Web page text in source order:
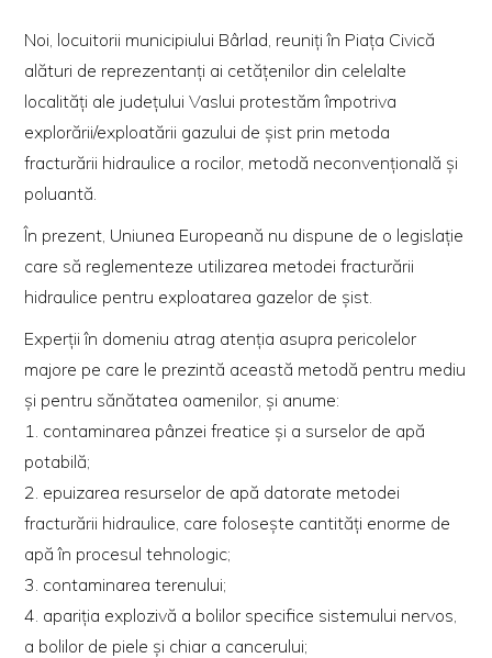
Noi, locuitorii municipiului Bârlad, reuniţi în Piaţa Civică
alături de reprezentanţi ai cetăţenilor din celelalte
localităţi ale judeţului Vaslui protestăm împotriva
explorării/exploatării gazului de şist prin metoda
fracturării hidraulice a rocilor, metodă neconvenţională şi
poluantă.
În prezent, Uniunea Europeană nu dispune de o legislaţie
care să reglementeze utilizarea metodei fracturării
hidraulice pentru exploatarea gazelor de şist.
Experţii în domeniu atrag atenţia asupra pericolelor
majore pe care le prezintă această metodă pentru mediu
şi pentru sănătatea oamenilor, şi anume:
1. contaminarea pânzei freatice şi a surselor de apă
potabilă;
2. epuizarea resurselor de apă datorate metodei
fracturării hidraulice, care foloseşte cantităţi enorme de
apă în procesul tehnologic;
3. contaminarea terenului;
4. apariţia explozivă a bolilor specifice sistemului nervos,
a bolilor de piele şi chiar a cancerului;